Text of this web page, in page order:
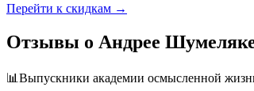
Перейти к скидкам →
Отзывы о Андрее
📊 Выпускники академии осмысленной